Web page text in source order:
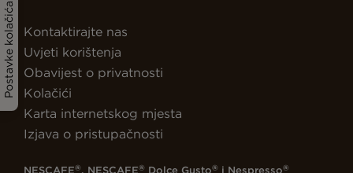
Postavke kolačića
Kontaktirajte nas
Uvjeti korištenja
Obavijest o privatnosti
Kolačići
Karta internetskog mjesta
Izjava o pristupačnosti